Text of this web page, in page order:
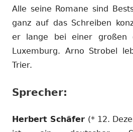
Alle seine Romane sind
ganz auf das Schreiben
er lange bei einer großen
Luxemburg. Arno Strobel
Trier.
Sprecher:
Herbert Schäfer (* 12.